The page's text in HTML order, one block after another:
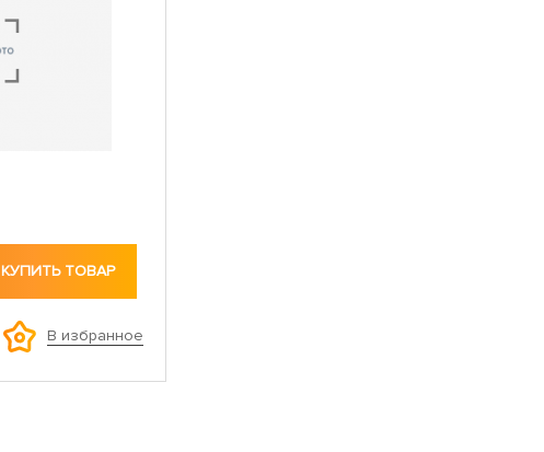
КУПИТЬ ТОВАР
В избранное